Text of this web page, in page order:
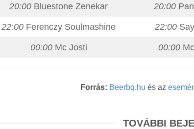
20:00 Bluestone Zenekar 20:00
22:00 Ferenczy Soulmashine 22:00
00:00Mc Josti 00:00
Forrás: Beerbq.hu és az
TOVÁBBI